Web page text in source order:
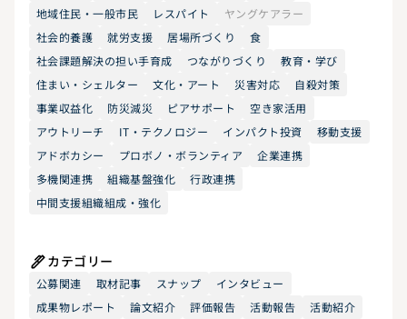
地域住民・一般市民
レスパイト
ヤングケアラー
社会的養護
就労支援 居場所づくり
食
社会課題解決の担い手育成
つながりづくり
教育・学び
住まい・シェルター
文化・アート 災害対応
自殺対策
事業収益化
防災減災 ピアサポート
空き家活用
アウトリーチ
IT・テクノロジー インパクト投資
移動支援
アドボカシー
プロボノ・ボランティア
企業連携
多機関連携
組織基盤強化
行政連携
中間支援組織組成・強化
カテゴリー
公募関連 取材記事 スナップ
インタビュー
成果物レポート
論文紹介 評価報告 活動報告
活動紹介